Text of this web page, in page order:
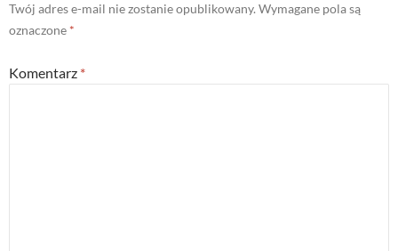
Twój adres e-mail nie zostanie opublikowany. Wymagane pola są
oznaczone *
Komentarz *